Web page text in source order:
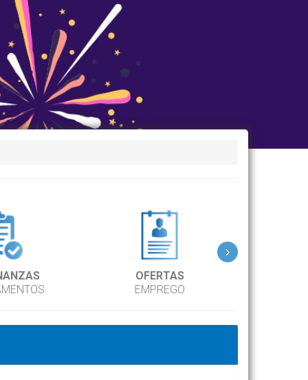
OFERTAS
EMPREGO
›